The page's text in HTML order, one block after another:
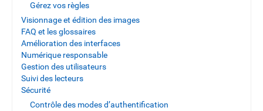
Gérez vos règles
Visionnage et édition des images
FAQ et les glossaires
Amélioration des interfaces
Numérique responsable
Gestion des utilisateurs
Suivi des lecteurs
Sécurité
Contrôle des modes d’authentification